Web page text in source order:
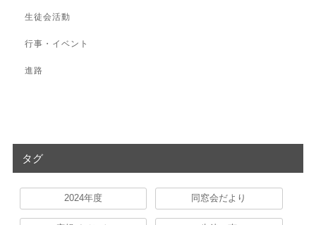
生徒会活動
行事・イベント
進路
タグ
2024年度 同窓会だより